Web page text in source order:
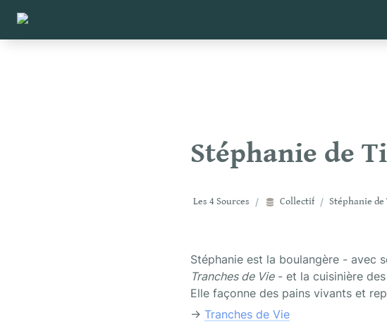
Stéphanie de
Les 4 Sources / Collectif / Stéphanie de
Tranches de Vie - et la cuisinière des
Elle façonne des pains vivants et
→ Tranches de Vie